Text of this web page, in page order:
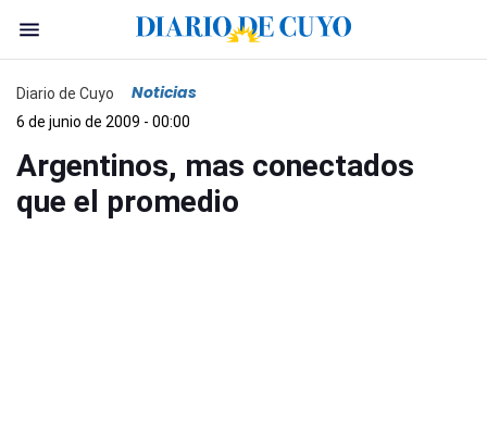
Diario de Cuyo Noticias
6 de junio de 2009 - 00:00
Argentinos, mas conectados
que el promedio